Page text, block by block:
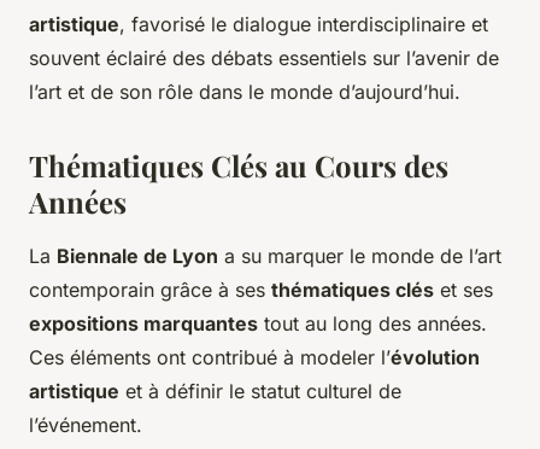
artistique, favorisé le dialogue interdisciplinaire et
souvent éclairé des débats essentiels sur l’avenir de
l’art et de son rôle dans le monde d’aujourd’hui.
Thématiques Clés au Cours des
Années
La Biennale de Lyon a su marquer le monde de l’art
contemporain grâce à ses thématiques clés et ses
expositions marquantes tout au long des années.
Ces éléments ont contribué à modeler l’évolution
artistique et à définir le statut culturel de
l’événement.